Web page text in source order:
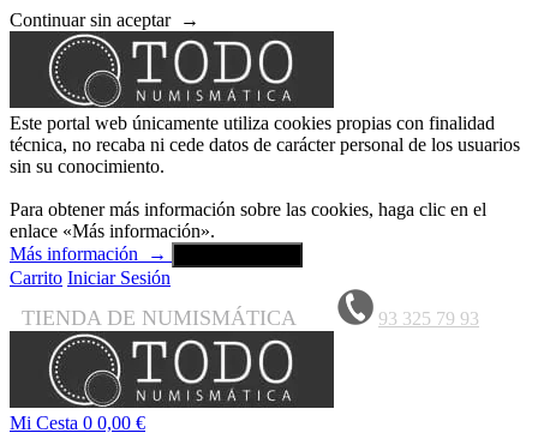
Continuar sin aceptar →
Este portal web únicamente utiliza cookies propias con finalidad
técnica, no recaba ni cede datos de carácter personal de los usuarios
sin su conocimiento.
Para obtener más información sobre las cookies, haga clic en el
enlace «Más información».
Más información
→
Carrito Iniciar Sesión
TIENDA DE NUMISMÁTICA 93 325 79 93
Mi Cesta 0 0,00 €